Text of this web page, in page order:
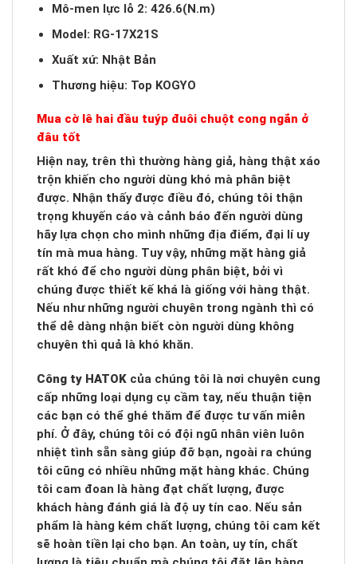
Mô-men lực lỗ 2: 426.6(N.m)
Model: RG-17X21S
Xuất xứ: Nhật Bản
Thương hiệu: Top KOGYO
Mua cờ lê hai đầu tuýp đuôi chuột cong ngắn ở
đâu tốt
Hiện nay, trên thì thường hàng giả, hàng thật xáo
trộn khiến cho người dùng khó mà phân biệt
được. Nhận thấy được điều đó, chúng tôi thận
trọng khuyến cáo và cảnh báo đến người dùng
hãy lựa chọn cho mình những địa điểm, đại lí uy
tín mà mua hàng. Tuy vậy, những mặt hàng giả
rất khó để cho người dùng phân biệt, bởi vì
chúng được thiết kế khá là giống với hàng thật.
Nếu như những người chuyên trong ngành thì có
thể dễ dàng nhận biết còn người dùng không
chuyên thì quả là khó khăn.
Công ty HATOK của chúng tôi là nơi chuyên cung
cấp những loại dụng cụ cầm tay, nếu thuận tiện
các bạn có thể ghé thăm để được tư vấn miễn
phí. Ở đây, chúng tôi có đội ngũ nhân viên luôn
nhiệt tình sẵn sàng giúp đỡ bạn, ngoài ra chúng
tôi cũng có nhiều những mặt hàng khác. Chúng
tôi cam đoan là hàng đạt chất lượng, được
khách hàng đánh giá là độ uy tín cao. Nếu sản
phẩm là hàng kém chất lượng, chúng tôi cam kết
sẽ hoàn tiền lại cho bạn. An toàn, uy tín, chất